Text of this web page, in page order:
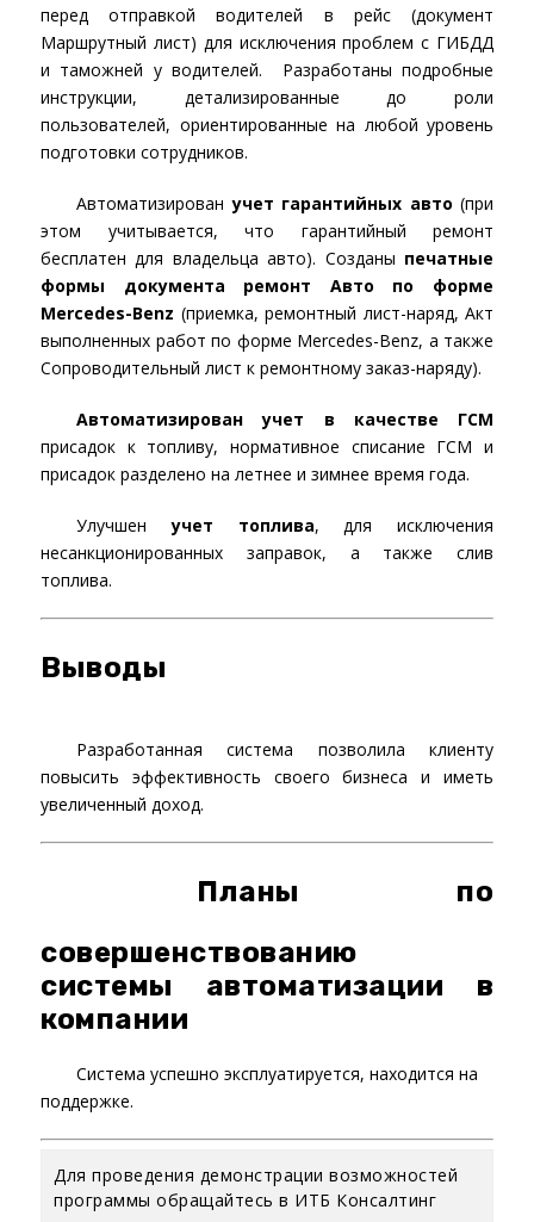
перед отправкой водителей в рейс (документ
Маршрутный лист) для исключения проблем с ГИБДД
и таможней у водителей. Разработаны подробные
инструкции, детализированные до роли
пользователей, ориентированные на любой уровень
подготовки сотрудников.
Автоматизирован учет гарантийных авто (при
этом учитывается, что гарантийный ремонт
бесплатен для владельца авто). Созданы печатные
формы документа ремонт Авто по форме
Mercedes-Benz (приемка, ремонтный лист-наряд, Акт
выполненных работ по форме Mercedes-Benz, а также
Сопроводительный лист к ремонтному заказ-наряду).
Автоматизирован учет в качестве ГСМ
присадок к топливу, нормативное списание ГСМ и
присадок разделено на летнее и зимнее время года.
Улучшенучет топлива, для исключения
несанкционированных заправок, а также слив
топлива.
Выводы
Разработанная система позволила клиенту
повысить эффективность своего бизнеса и иметь
увеличенный доход.
Планы по
совершенствованию
системы автоматизации в
компании
Система успешно эксплуатируется, находится на
поддержке.
Для проведения демонстрации возможностей
программы обращайтесь в ИТБ Консалтинг